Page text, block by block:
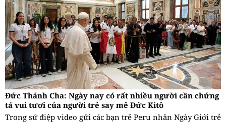
Đức Thánh Cha: Ngày nay có rất nhiều người cần chứng
tá vui tươi của người trẻ say mê Đức Kitô
Trong sứ điệp video gửi các bạn trẻ Peru nhân Ngày Giới trẻ